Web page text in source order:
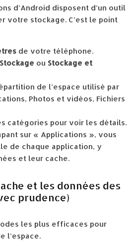
d’Android disposent d’un outil
votre stockage. C’est le point
de votre téléphone.
Stockage ou Stockage et
de l’espace utilisé par
Photos et vidéos, Fichiers
catégories pour voir les détails.
sur « Applications », vous
de chaque application, y
et leur cache.
et les données des
prudence)
les plus efficaces pour
l’espace.